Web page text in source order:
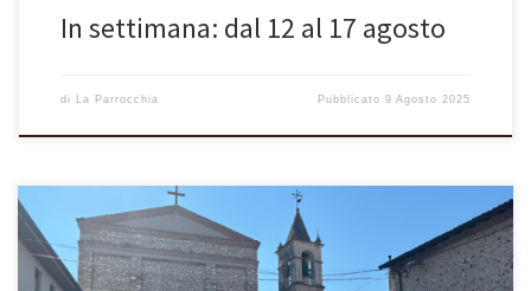
In settimana: dal 12 al 17 agosto
di La Parrocchia Pubblicato9 Agosto 2025
VOLANTINO SETTIMANALE PARROCCHIALE Dal 20/07 al 27/07 avvisi,